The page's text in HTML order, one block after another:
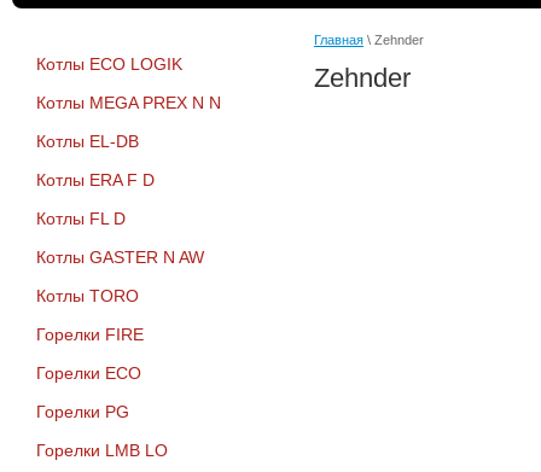
Котлы ECO LOGIK
Котлы MEGA PREX N N
Котлы EL-DB
Котлы ERA F D
Котлы FL D
Котлы GASTER N AW
Котлы TORO
Горелки FIRE
Горелки ECO
Горелки PG
Горелки LMB LO
Главная \ Zehnder
Zehnder